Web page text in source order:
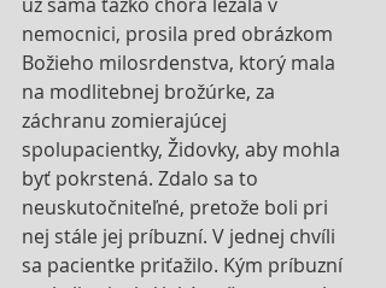
nemocnici, prosila pred obrázkom
Božieho milosrdenstva, ktorý mala
na modlitebnej brožúrke, za
záchranu zomierajúcej
spolupacientky, Židovky, aby mohla
byť pokrstená. Zdalo sa to
neuskutočniteľné, pretože boli pri
nej stále jej príbuzní. V jednej chvíli
sa pacientke priťažilo. Kým príbuzní